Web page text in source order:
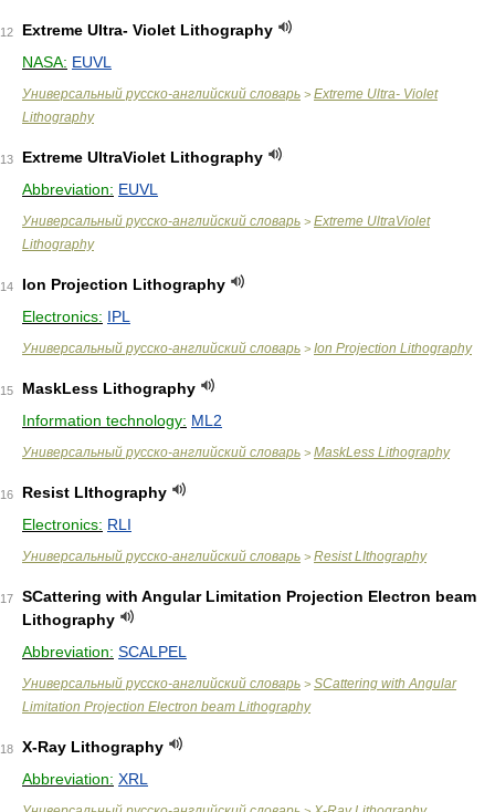
12
Extreme Ultra- Violet Lithography
NASA: EUVL
Универсальный русско-английский словарь > Extreme Ultra- Violet
Lithography
13
Extreme UltraViolet Lithography
Abbreviation: EUVL
Универсальный русско-английский словарь > Extreme UltraViolet
Lithography
14
Ion Projection Lithography
Electronics: IPL
Универсальный русско-английский словарь > Ion Projection Lithography
15
MaskLess Lithography
Information technology: ML2
Универсальный русско-английский словарь > MaskLess Lithography
16
Resist LIthography
Electronics: RLI
Универсальный русско-английский словарь > Resist LIthography
17
SCattering with Angular Limitation Projection Electron beam
Lithography
Abbreviation: SCALPEL
Универсальный русско-английский словарь > SCattering with Angular
Limitation Projection Electron beam Lithography
18
X-Ray Lithography
Abbreviation: XRL